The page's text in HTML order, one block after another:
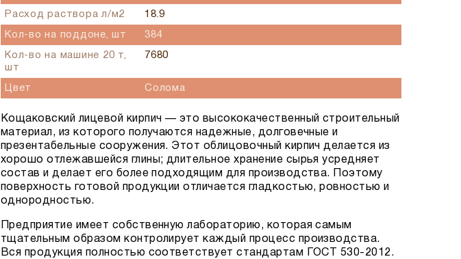
Расход раствора л/м2 18.9
Кол-во на поддоне, шт 384
Кол-во на машине 20 т,
шт
7680
Цвет Солома
Кощаковский лицевой кирпич — это высококачественный строительный
материал, из которого получаются надежные, долговечные и
презентабельные сооружения. Этот облицовочный кирпич делается из
хорошо отлежавшейся глины; длительное хранение сырья усредняет
состав и делает его более подходящим для производства. Поэтому
поверхность готовой продукции отличается гладкостью, ровностью и
однородностью.
Предприятие имеет собственную лабораторию, которая самым
тщательным образом контролирует каждый процесс производства.
Вся продукция полностью соответствует стандартам ГОСТ 530-2012.